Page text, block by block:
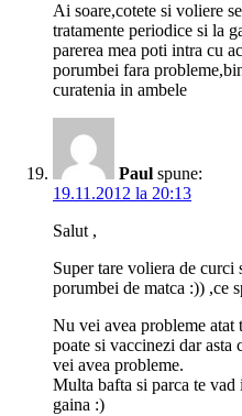
Ai soare,cotete si voliere
tratamente periodice si la
parerea mea poti intra cu
porumbei fara
curatenia in ambele
Paul spune:
19.11.2012 la 20:13
Salut ,
Super tare voliera de curci
porumbei de matca :)) ,ce
Nu vei avea probleme atat
poate si vaccinezi dar asta
vei avea probleme.
Multa bafta si parca te vad
gaina :)